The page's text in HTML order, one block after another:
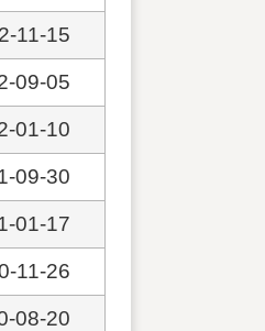
11-15
09-05
01-10
09-30
01-17
11-26
08-20